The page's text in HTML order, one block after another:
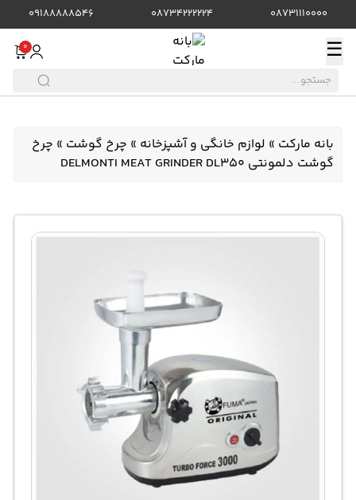
08731110000
08734222224
09188888546
☰
0
بانه مارکت » لوازم خانگی و آشپزخانه » چرخ گوشت » چرخ
گوشت دلمونتی DELMONTI MEAT GRINDER DL350